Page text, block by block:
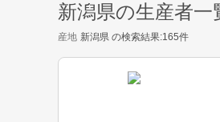
新潟県の生産者一
産地 新潟県 の検索結果:165件